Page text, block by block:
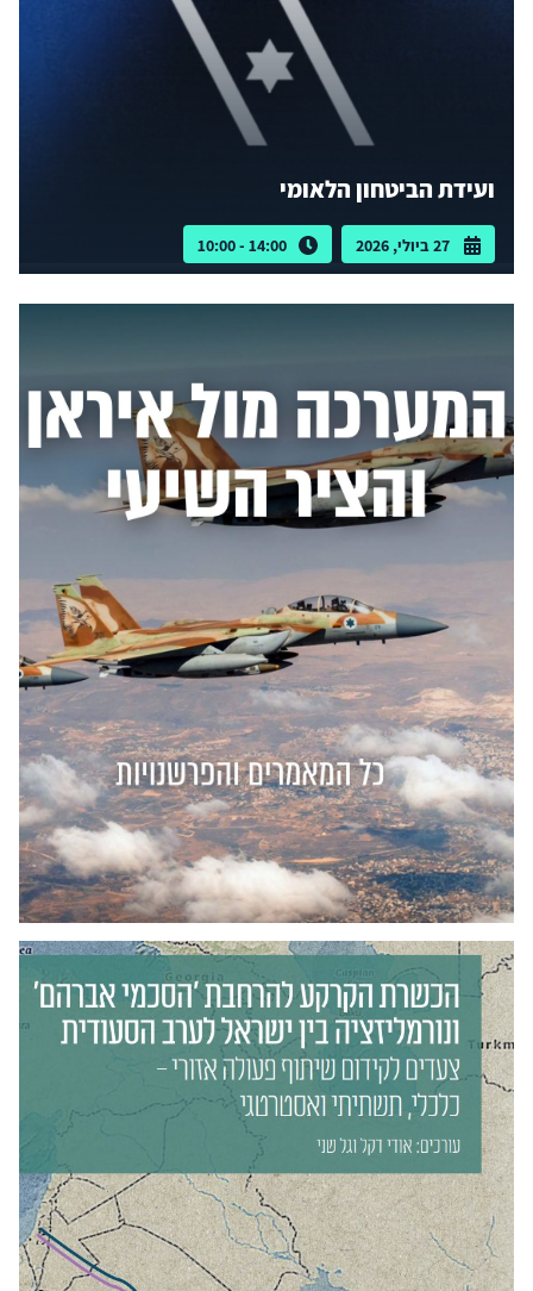
ועידת הביטחון הלאומי
27 ביולי, 2026 14:00 - 10:00